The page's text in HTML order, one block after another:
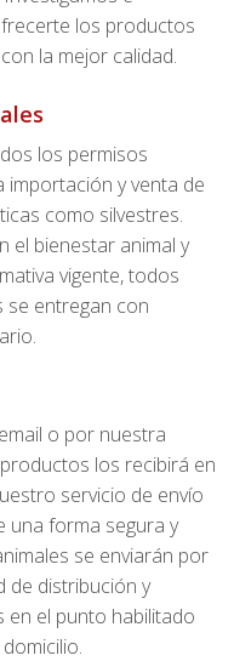
los productos
la mejor calidad.
los permisos
importación y venta de
como silvestres.
el bienestar animal y
vigente, todos
se entregan con
o por nuestra
los recibirá en
servicio de envío
una forma segura y
se enviarán por
de distribución y
el punto habilitado